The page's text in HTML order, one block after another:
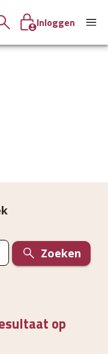
Inloggen
Zoeken
op